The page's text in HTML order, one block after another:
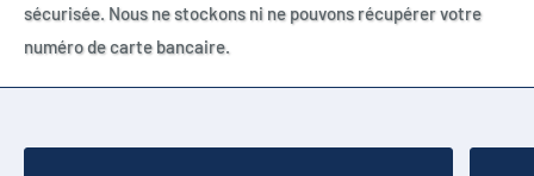
sécurisée. Nous ne stockons ni ne pouvons récupérer votre
numéro de carte bancaire.